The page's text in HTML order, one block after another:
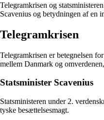
Telegramkrisen og
Scavenius og betydningen af en
Telegramkrisen
Telegramkrisen er betegnelsen
mellem Danmark og
Statsminister Scavenius
Statsministeren under 2.
tyske besættelsesmagt.